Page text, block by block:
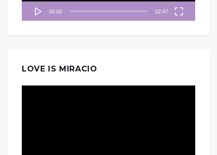
00:00 02:47
LOVE IS MIRACIO